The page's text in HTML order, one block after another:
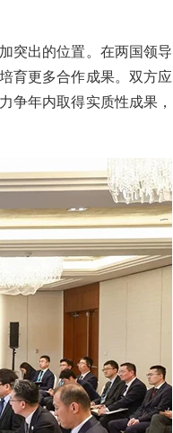
突出的位置。在两国领导
育更多合作成果。双方应
争年内取得实质性成果，